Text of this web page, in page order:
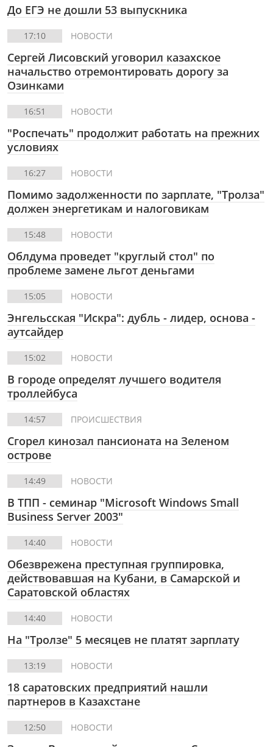
До ЕГЭ не дошли 53 выпускника
17:10 НОВОСТИ
Сергей Лисовский уговорил казахское
начальство отремонтировать дорогу за
Озинками
16:51 НОВОСТИ
"Роспечать" продолжит работать на прежних
условиях
16:27 НОВОСТИ
Помимо задолженности по зарплате, "Тролза"
должен энергетикам и налоговикам
15:48 НОВОСТИ
Облдума проведет "круглый стол" по
проблеме замене льгот деньгами
15:05 НОВОСТИ
Энгельсская "Искра": дубль - лидер, основа -
аутсайдер
15:02 НОВОСТИ
В городе определят лучшего водителя
троллейбуса
14:57 ПРОИСШЕСТВИЯ
Сгорел кинозал пансионата на Зеленом
острове
14:49 НОВОСТИ
В ТПП - семинар "Microsoft Windows Small
Business Server 2003"
14:40 НОВОСТИ
Обезврежена преступная группировка,
действовавшая на Кубани, в Самарской и
Саратовской областях
14:40 НОВОСТИ
На "Тролзе" 5 месяцев не платят зарплату
13:19 НОВОСТИ
18 саратовских предприятий нашли
партнеров в Казахстане
12:50 НОВОСТИ